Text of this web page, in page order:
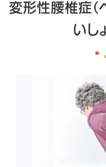
変形性腰椎症
いし